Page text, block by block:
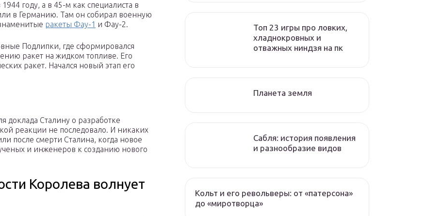
году, а в 45-м как специалиста в
в Германию. Там он собирал военную
ракеты Фау-1 и Фау-2.
Подлипки, где сформировался
ракет на жидком топливе. Его
ракет. Начался новый этап его
доклада Сталину о разработке
реакции не последовало. И никаких
после смерти Сталина, когда новое
и инженеров к созданию нового
Королева волнует
Топ 23 игры про ловких,
хладнокровных и
отважных ниндзя на пк
Планета земля
Сабля: история появления
и разнообразие видов
Кольт и его револьверы: от «патерсона»
до «миротворца»